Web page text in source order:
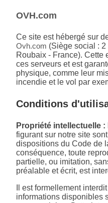
OVH.com
Ce site est hébergé sur
Ovh.com (Siège social :
Roubaix - France). Cette
ces serveurs et est
physique, comme leur
incendie et le vol par
Conditions
Propriété intellectuelle :
figurant sur notre site
dispositions du Code de
conséquence, toute
partielle, ou imitation,
préalable et écrit, est
Il est formellement
informations disponibles